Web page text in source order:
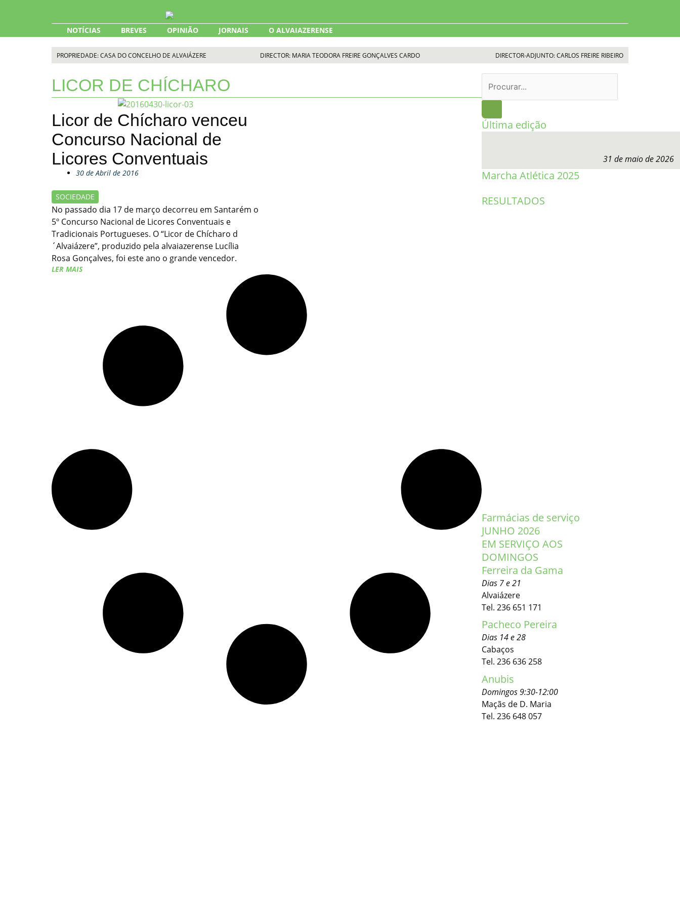
NOTÍCIAS BREVES OPINIÃO JORNAIS O ALVAIAZERENSE
PROPRIEDADE: CASA DO CONCELHO DE ALVAIÁZERE DIRECTOR: MARIA TEODORA FREIRE GONÇALVES CARDO DIRECTOR-ADJUNTO: CARLOS FREIRE RIBEIRO
LICOR DE CHÍCHARO
Licor de Chícharo venceu
Concurso Nacional de
Licores Conventuais
30 de Abril de 2016
SOCIEDADE
No passado dia 17 de março decorreu em Santarém o
5º Concurso Nacional de Licores Conventuais e
Tradicionais Portugueses. O “Licor de Chícharo d
´Alvaiázere”, produzido pela alvaiazerense Lucília
Rosa Gonçalves, foi este ano o grande vencedor.
LER MAIS
Última edição
31 de maio de 2026
Marcha Atlética 2025
RESULTADOS
Farmácias de serviço
JUNHO 2026
EM SERVIÇO AOS
DOMINGOS
Ferreira da Gama
Dias 7 e 21
Alvaiázere
Tel. 236 651 171
Pacheco Pereira
Dias 14 e 28
Cabaços
Tel. 236 636 258
Anubis
Domingos 9:30-12:00
Maçãs de D. Maria
Tel. 236 648 057